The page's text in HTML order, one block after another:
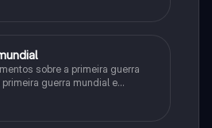
sobre a primeira guerra
guerra mundial e
Guerra Mundial, fases da